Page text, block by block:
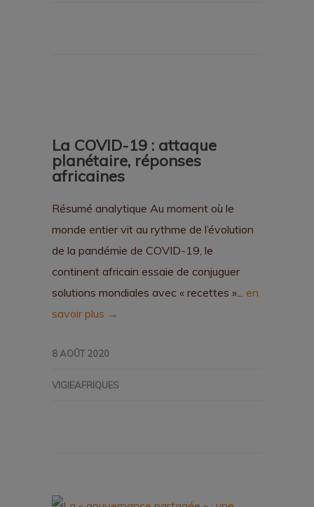
La COVID-19 : attaque
planétaire, réponses
africaines
Résumé analytique Au moment où le
monde entier vit au rythme de l’évolution
de la pandémie de COVID-19, le
continent africain essaie de conjuguer
solutions mondiales avec « recettes »... en
savoir plus →
8 AOÛT 2020
VIGIEAFRIQUES